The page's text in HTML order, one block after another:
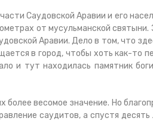
Саудовской Аравии и его
от мусульманской
Аравии. Дело в том, что
в город, чтобы хоть как-то
и тут находилась памятник
весомое значение. Но
саудитов, а спустя